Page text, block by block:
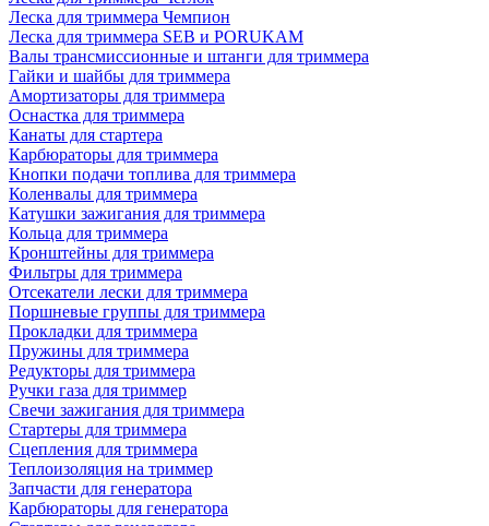
Леска для триммера Чемпион
Леска для триммера SEB и PORUKAM
Валы трансмиссионные и штанги для триммера
Гайки и шайбы для триммера
Амортизаторы для триммера
Оснастка для триммера
Канаты для стартера
Карбюраторы для триммера
Кнопки подачи топлива для триммера
Коленвалы для триммера
Катушки зажигания для триммера
Кольца для триммера
Кронштейны для триммера
Фильтры для триммера
Отсекатели лески для триммера
Поршневые группы для триммера
Прокладки для триммера
Пружины для триммера
Редукторы для триммера
Ручки газа для триммер
Свечи зажигания для триммера
Стартеры для триммера
Сцепления для триммера
Теплоизоляция на триммер
Запчасти для генератора
Карбюраторы для генератора